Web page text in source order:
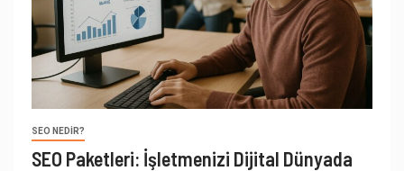
SEO NEDIR?
SEO Paketleri: İşletmenizi Dijital Dünyada